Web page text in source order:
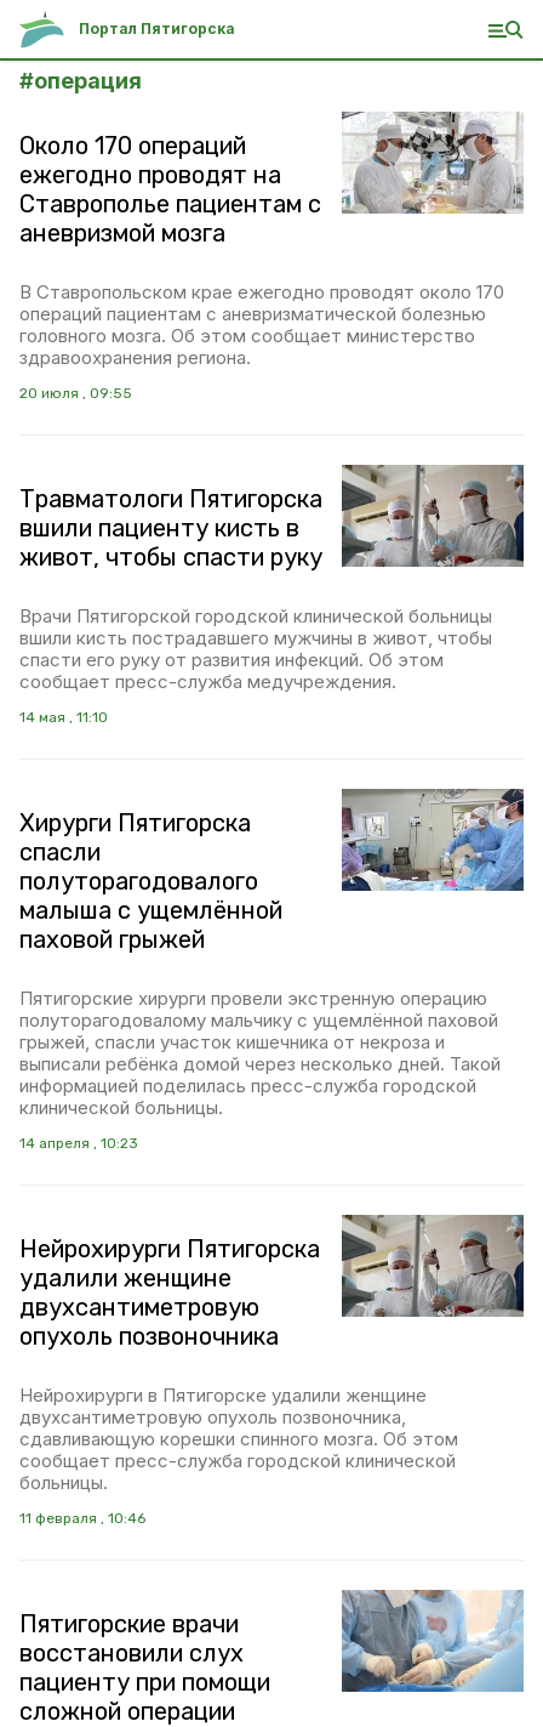
Портал Пятигорска
#операция
Около 170 операций
ежегодно проводят на
Ставрополье пациентам с
аневризмой мозга
В Ставропольском крае ежегодно проводят около 170
операций пациентам с аневризматической болезнью
головного мозга. Об этом сообщает министерство
здравоохранения региона.
20 июля , 09:55
Травматологи Пятигорска
вшили пациенту кисть в
живот, чтобы спасти руку
Врачи Пятигорской городской клинической больницы
вшили кисть пострадавшего мужчины в живот, чтобы
спасти его руку от развития инфекций. Об этом
сообщает пресс-служба медучреждения.
14 мая , 11:10
Хирурги Пятигорска
спасли
полуторагодовалого
малыша с ущемлённой
паховой грыжей
Пятигорские хирурги провели экстренную операцию
полуторагодовалому мальчику с ущемлённой паховой
грыжей, спасли участок кишечника от некроза и
выписали ребёнка домой через несколько дней. Такой
информацией поделилась пресс-служба городской
клинической больницы.
14 апреля , 10:23
Нейрохирурги Пятигорска
удалили женщине
двухсантиметровую
опухоль позвоночника
Нейрохирурги в Пятигорске удалили женщине
двухсантиметровую опухоль позвоночника,
сдавливающую корешки спинного мозга. Об этом
сообщает пресс-служба городской клинической
больницы.
11 февраля , 10:46
Пятигорские врачи
восстановили слух
пациенту при помощи
сложной операции